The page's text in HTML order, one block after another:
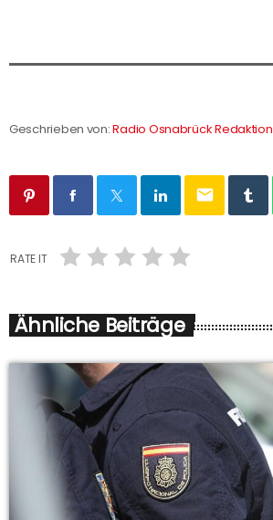
Geschrieben von:Radio Osnabrück Redaktion
email
RATE IT
Ähnliche Beiträge